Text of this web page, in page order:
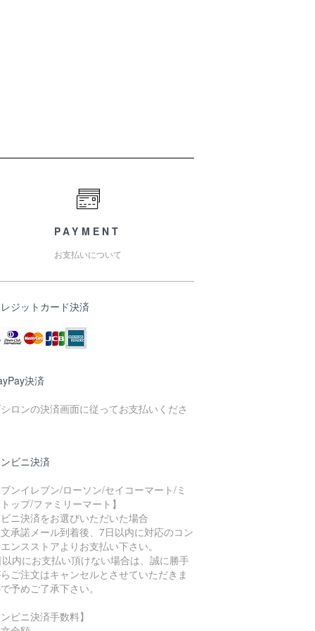
PAYMENT
お支払いについて
ジットカード決済
決済
ロンの決済画面に従ってお支払いくださ
ビニ決済
ブンイレブン/ローソン/セイコーマート/ミ
ップ/ファミリーマート】
ニ決済をお選びいただいた場合
承諾メール到着後、7日以内に対応のコン
ンスストアよりお支払い下さい。
内にお支払い頂けない場合は、誠に勝手
ご注文はキャンセルとさせていただきま
予めご了承下さい。
ンビニ決済手数料】